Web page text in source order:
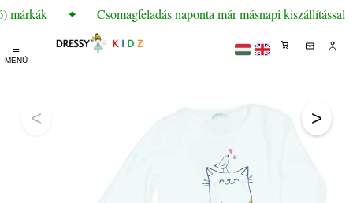
márkák ✦ Csomagfeladás naponta már másnapi kiszállítással
☰
MENÜ
< >